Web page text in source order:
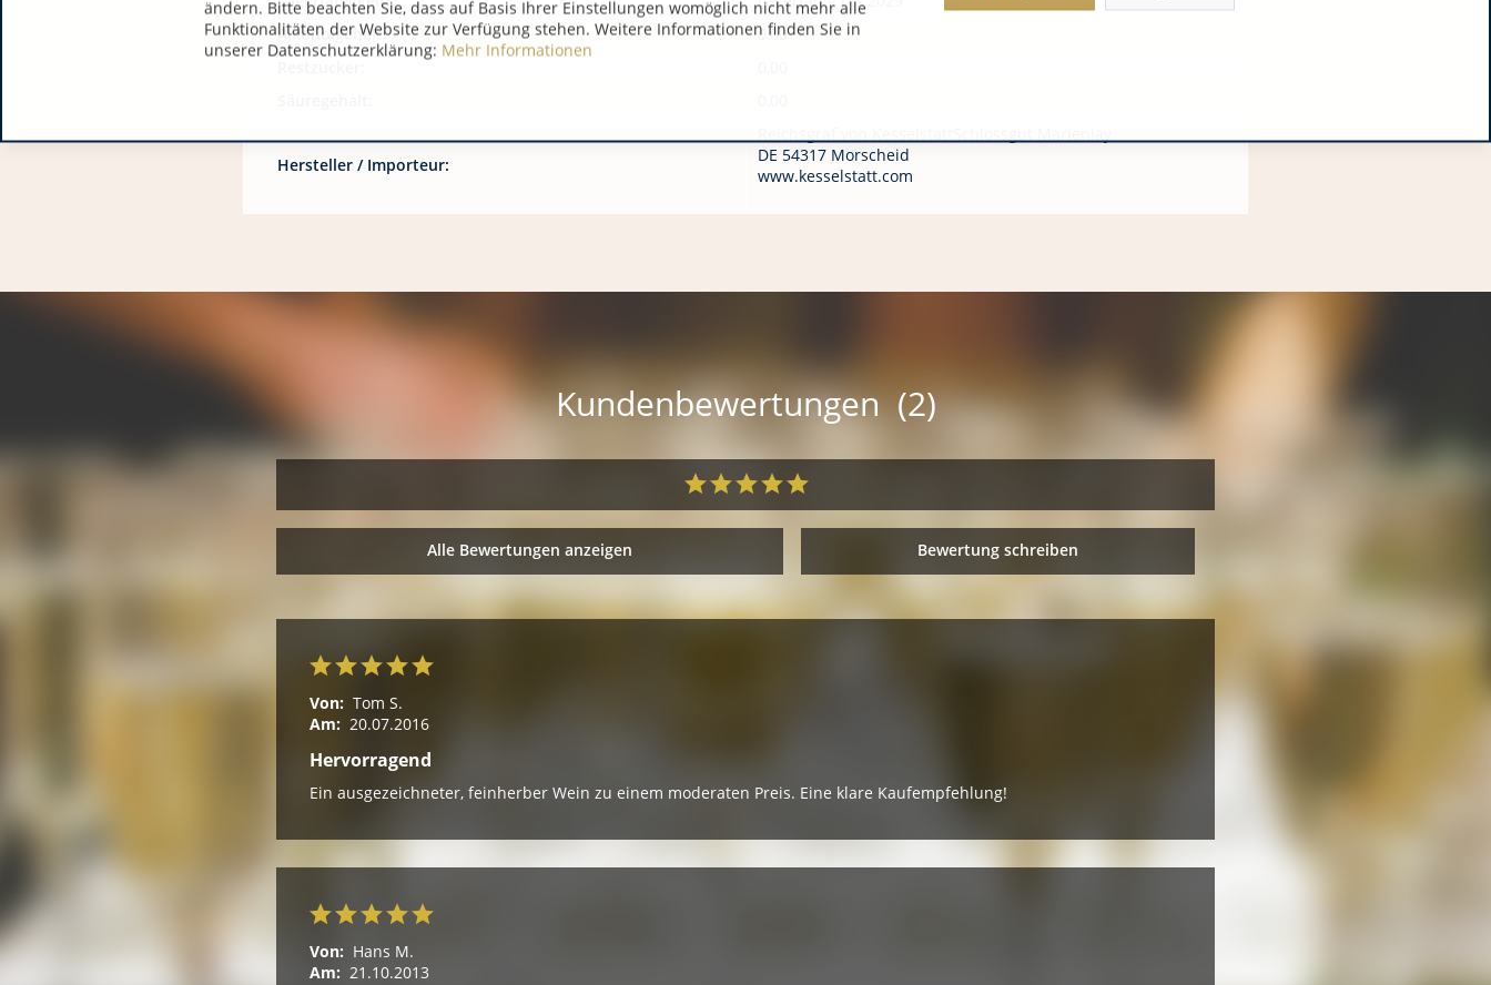
Alkoholgehalt:
0,00
Hersteller / Importeur:
DE 54317 Morscheid
www.kesselstatt.com
Kundenbewertungen (2)
Alle Bewertungen anzeigen Bewertung schreiben
Von: Tom S.
Am: 20.07.2016
Hervorragend
Ein ausgezeichneter, feinherber Wein zu einem moderaten Preis. Eine klare Kaufempfehlung!
Von: Hans M.
Am: 21.10.2013
ändern. Bitte beachten Sie, dass auf Basis Ihrer Einstellungen womöglich nicht mehr alle
Funktionalitäten der Website zur Verfügung stehen. Weitere Informationen finden Sie in
unserer Datenschutzerklärung: Mehr Informationen